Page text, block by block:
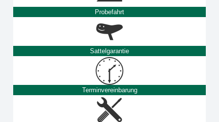
Probefahrt
Sattelgarantie
Terminvereinbarung